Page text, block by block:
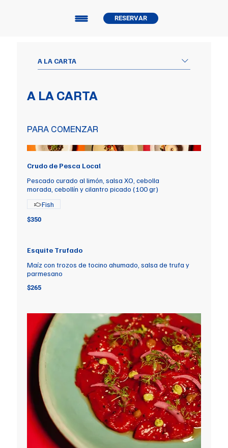
RESERVAR
A LA CARTA
A LA CARTA
PARA COMENZAR
Crudo de Pesca Local
Pescado curado al limón, salsa XO, cebolla
morada, cebollín y cilantro picado (100 gr)
$350
Fish
Esquite Trufado
Maíz con trozos de tocino ahumado, salsa de trufa y
parmesano
$265